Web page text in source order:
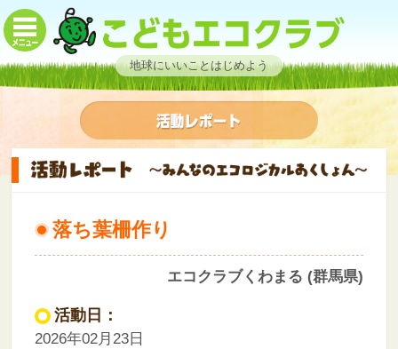
地球にいいことはじめよう
落ち葉柵作り
エコクラブくわまる (群馬県)
活動日：
2026年02月23日